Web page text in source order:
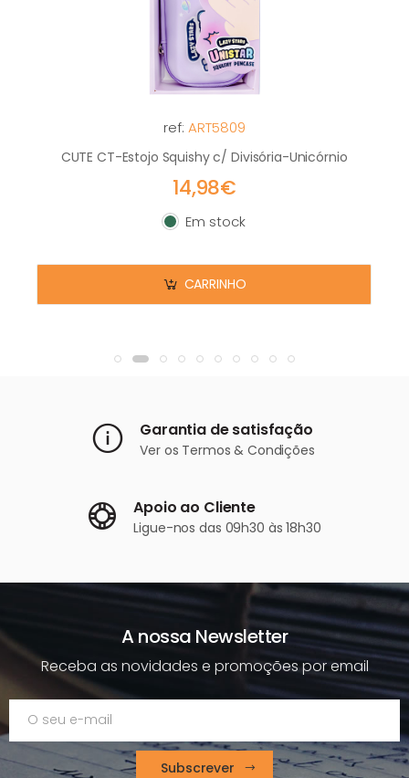
ref: ART5809
CUTE CT-Estojo Squishy c/ Divisória-Unicórnio
14,98€
Em stock
Em stock
CARRINHO
Garantia de satisfação
Ver os Termos & Condições
Apoio ao Cliente
Ligue-nos das 09h30 às 18h30
A nossa Newsletter
Receba as novidades e promoções por email
Subscrever